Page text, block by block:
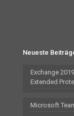
Neueste
Exchange
Extended
Microsoft